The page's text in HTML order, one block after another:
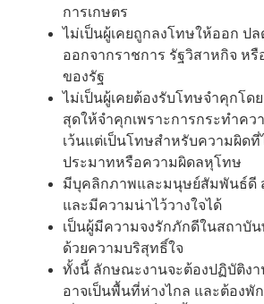
การเกษตร
ไม่เป็นผู้เคยถูกลงโทษให้ออก ป
ออกจากราชการ รัฐวิสาหกิจ ห
ของรัฐ
ไม่เป็นผู้เคยต้องรับโทษจำคุกโด
สุดให้จำคุกเพราะการกระทำค
เว้นแต่เป็นโทษสำหรับความผิดที่
ประมาทหรือความผิดลหุโทษ
มีบุคลิกภาพและมนุษย์สัมพันธ์ดี
และมีความน่าไว้วางใจได้
เป็นผู้มีความจงรักภักดีในสถาบั
ด้วยความบริสุทธิ์ใจ
ทั้งนี้ ลักษณะงานจะต้องปฏิบัติงา
อาจเป็นพื้นที่ห่างไกล และต้องพั